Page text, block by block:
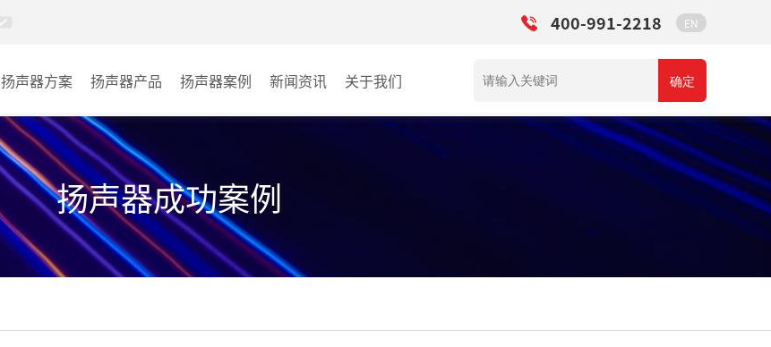
400-991-2218 EN
扬声器方案 扬声器产品
草地音箱
吊顶喇叭系列
防水喇叭系列
壁挂音箱系列
扬声器案例
景区
车站
商场
新闻资讯 关于我们 确定
扬声器成功案例